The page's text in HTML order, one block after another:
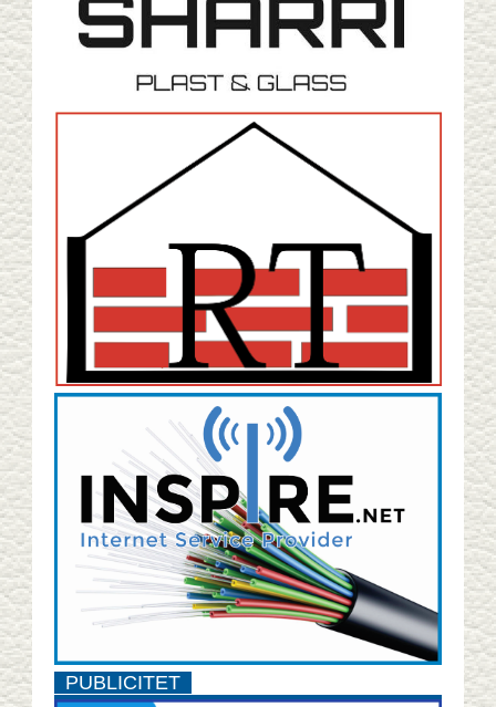
PUBLICITET